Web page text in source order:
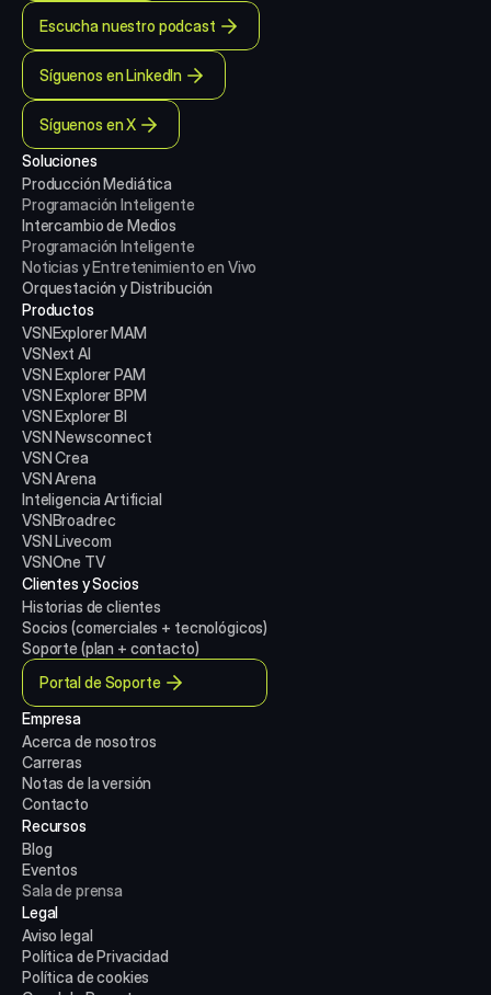
Escucha nuestro podcast
Síguenos en LinkedIn
Síguenos en X
Soluciones
Producción Mediática
Programación Inteligente
Intercambio de Medios
Programación Inteligente
Noticias y Entretenimiento en Vivo
Orquestación y Distribución
Productos
VSNExplorer MAM
VSNext AI
VSN Explorer PAM
VSN Explorer BPM
VSN Explorer BI
VSN Newsconnect
VSN Crea
VSN Arena
Inteligencia Artificial
VSNBroadrec
VSN Livecom
VSNOne TV
Clientes y Socios
Historias de clientes
Socios (comerciales + tecnológicos)
Soporte (plan + contacto)
Portal de Soporte
Empresa
Acerca de nosotros
Carreras
Notas de la versión
Contacto
Recursos
Blog
Eventos
Sala de prensa
Legal
Aviso legal
Política de Privacidad
Política de cookies